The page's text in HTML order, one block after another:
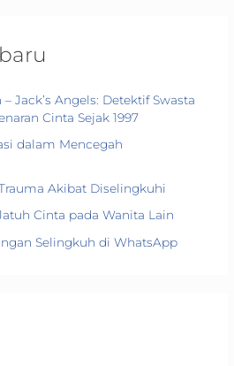
Jack’s Angels: Detektif Swasta
Cinta Sejak 1997
dalam Mencegah
Akibat Diselingkuhi
Cinta pada Wanita Lain
Selingkuh di WhatsApp